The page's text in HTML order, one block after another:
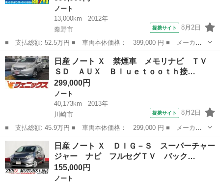
ノート
13,000km
2012年
秦野市
提携サイト 8月2日
■ 支払総額: 52.5万円 ■ 車両本体価格： 399,000 円 ■ メーカー
名： 日産 ■ 車種名： ノート ■ グレード名： Ｘ ＤＩＧ－
Ｓ フルセグ ナビ＆ＴＶ ヘッドライトレベライザー エコモー
ド アイドリング...
神奈川 秦野市 ノート
日産 ノート Ｘ 禁煙車 メモリナビ ＴＶ
ＳＤ ＡＵＸ Ｂｌｕｅｔｏｏｔｈ接…
299,000円
ノート
40,173km
2013年
川崎市
提携サイト 8月2日
■ 支払総額: 45.9万円 ■ 車両本体価格： 299,000 円 ■ メーカー
名： 日産 ■ 車種名： ノート ■ グレード名： Ｘ 禁煙車 メ
モリナビ ＴＶ ＳＤ ＡＵＸ Ｂｌｕｅｔｏｏｔｈ接続 アイドリ
ングストップ...
神奈川 川崎市 ノート
日産 ノート Ｘ ＤＩＧ－Ｓ スーパーチャー
ジャー ナビ フルセグＴＶ バック…
155,000円
ノート